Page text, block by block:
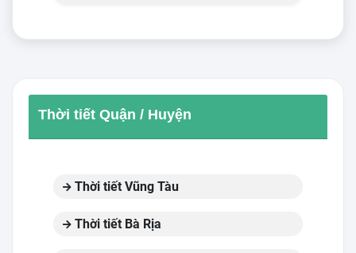
Thời tiết Quận / Huyện
Thời tiết Vũng Tàu
Thời tiết Bà Rịa